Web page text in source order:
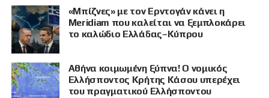
ΠΡΟΒΟΛΗ
«Μπίζνες» με τον Ερντογάν κάνει η
Meridiam που καλείται να ξεμπλοκάρει
το καλώδιο Ελλάδας–Κύπρου
Αθήνα κοιμωμένη ξύπνα! Ο νομικός
Ελλήσποντος Κρήτης Κάσου υπερέχει
του πραγματικού Ελλήσποντου